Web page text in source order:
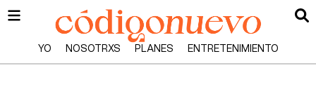
YO NOSOTRXS PLANES ENTRETENIMIENTO